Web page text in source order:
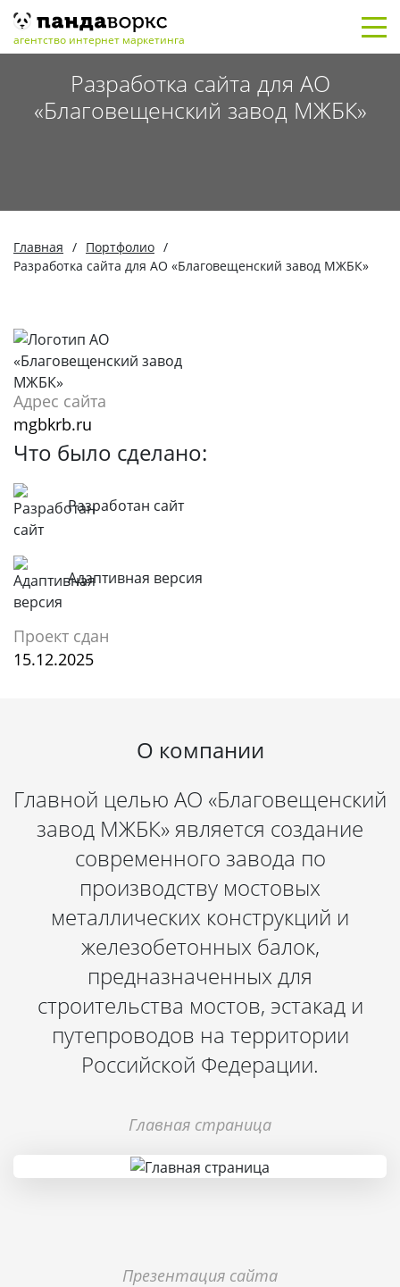
агентство интернет маркетинга
Разработка сайта для АО
«Благовещенский завод МЖБК»
Главная / Портфолио /
Разработка сайта для АО «Благовещенский завод МЖБК»
Адрес сайта
mgbkrb.ru
Что было сделано:
Разработан сайт
Адаптивная версия
Проект сдан
15.12.2025
О компании
Главной целью АО «Благовещенский
завод МЖБК» является создание
современного завода по
производству мостовых
металлических конструкций и
железобетонных балок,
предназначенных для
строительства мостов, эстакад и
путепроводов на территории
Российской Федерации.
Главная страница
Презентация сайта